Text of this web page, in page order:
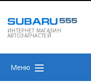
ИНТЕРНЕТ МАГАЗИН
АВТОЗАПЧАСТЕЙ
Меню